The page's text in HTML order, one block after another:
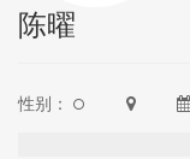
陈曜
性别：